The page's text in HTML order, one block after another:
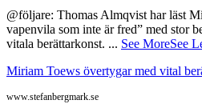
@följare: Thomas Almqvist har läst
vapenvila som inte är fred” med stor
vitala berättarkonst. ... See MoreSee
Miriam Toews övertygar med vital
www.stefanbergmark.se